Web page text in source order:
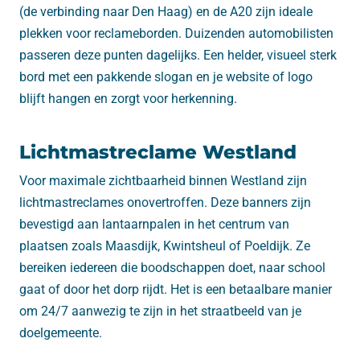
(de verbinding naar Den Haag) en de A20 zijn ideale
plekken voor reclameborden. Duizenden automobilisten
passeren deze punten dagelijks. Een helder, visueel sterk
bord met een pakkende slogan en je website of logo
blijft hangen en zorgt voor herkenning.
Lichtmastreclame Westland
Voor maximale zichtbaarheid binnen Westland zijn
lichtmastreclames onovertroffen. Deze banners zijn
bevestigd aan lantaarnpalen in het centrum van
plaatsen zoals Maasdijk, Kwintsheul of Poeldijk. Ze
bereiken iedereen die boodschappen doet, naar school
gaat of door het dorp rijdt. Het is een betaalbare manier
om 24/7 aanwezig te zijn in het straatbeeld van je
doelgemeente.